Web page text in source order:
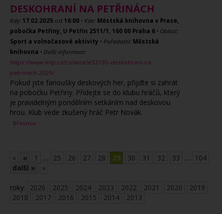
DESKOHRANÍ NA PETŘINÁCH
Kdy: 17.02.2025 od 16:00 • Kde: Městská knihovna v Praze,
pobočka Petřiny, U Petřin 2511/1, 160 00 Praha 6 • Oblast:
Sport a volnočasové aktivity • Pořadatel: Městská
knihovna • Další informace:
https://www.mlp.cz/cz/akce/e32195-deskohrani-na-
petrinach-2025/
Pokud jste fanoušky deskových her, přijďte si zahrát
na pobočku Petřiny. Přidejte se do klubu hráčů, který
je pravidelným pondělním setkáním nad deskovou
hrou. Klub vede zkušený hráč Petr Novák.
Břevnov
« « 1 .... 25 26 27 28 29 30 31 32 33 ....
104
další »
»
roky: 2026 2025 2024 2023 2022 2021 2020
2019
2018
2017 2016 2015 2014 2013